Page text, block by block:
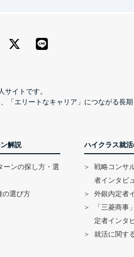
イトです。
「エリートなキャリア」につながる長
解説
ーンの探し方・選
の選び方
ハイクラス就
戦略コンサ
者インタビ
外銀内定者
「三菱商事
定者インタ
就活に関す